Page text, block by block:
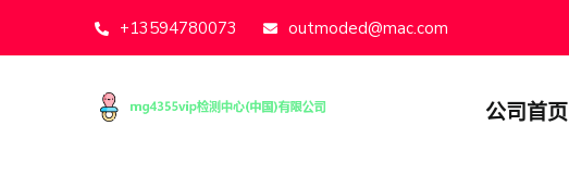
+13594780073 outmoded@mac.com
公司首页